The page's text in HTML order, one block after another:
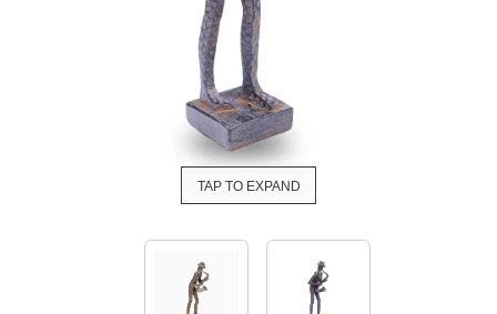
TAP TO EXPAND